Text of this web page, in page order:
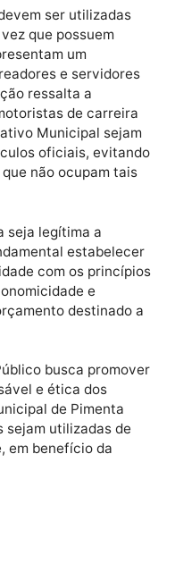
para
a entrega de
ressaltando a
econômicos, como
protocolo dos
devem ser utilizadas
vez que possuem
um
ressalta a
motoristas de
Municipal
oficiais,
que não ocupam
seja legítima a
com os
e
orçamento destinado
e ética dos